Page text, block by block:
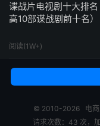
谍战片电视剧十大排
高10部谍战剧前十名）
阅读(1W+)
© 2010-2026 电
请求次数：43 次，